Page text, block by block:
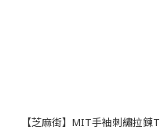
【芝麻街】MIT手袖刺繡拉鍊T